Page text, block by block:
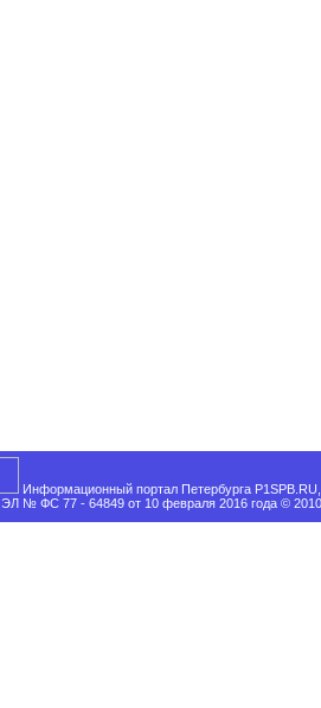
Информационный портал Петербурга
ЭЛ № ФС 77 - 64849 от 10 февраля 2016 года ©